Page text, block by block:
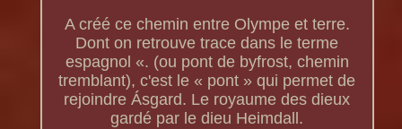
A créé ce chemin entre Olympe et terre.
Dont on retrouve trace dans le terme
espagnol «. (ou pont de byfrost, chemin
tremblant), c'est le « pont » qui permet de
rejoindre Ásgard. Le royaume des dieux
gardé par le dieu Heimdall.